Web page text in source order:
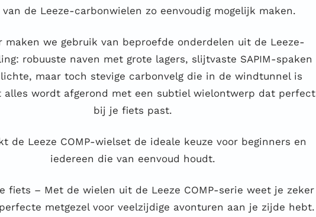
de Leeze-carbonwielen zo eenvoudig mogelijk maken.
maken we gebruik van beproefde onderdelen uit de Leeze-
robuuste naven met grote lagers, slijtvaste SAPIM-spaken
maar toch stevige carbonvelg die in de windtunnel is
alles wordt afgerond met een subtiel wielontwerp dat perfect
bij je fiets past.
de Leeze COMP-wielset de ideale keuze voor beginners en
iedereen die van eenvoud houdt.
fiets – Met de wielen uit de Leeze COMP-serie weet je zeker
metgezel voor veelzijdige avonturen aan je zijde hebt.